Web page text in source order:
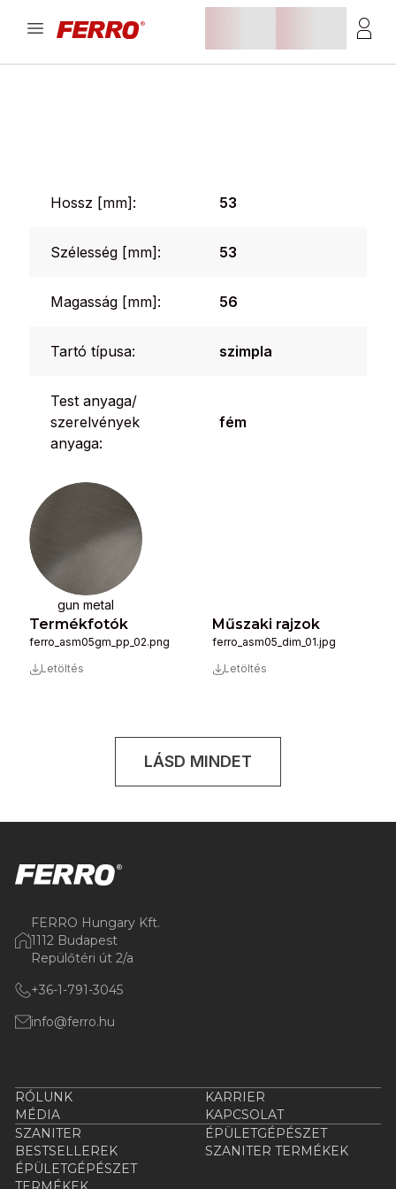
Hossz [mm]: 53
Szélesség [mm]: 53
Magasság [mm]: 56
Tartó típusa: szimpla
Test anyaga/
szerelvények
anyaga:
fém
gun metal
Termékfotók
ferro_asm05gm_pp_02.png
Letöltés
Műszaki rajzok
ferro_asm05_dim_01.jpg
Letöltés
LÁSD MINDET
FERRO Hungary Kft.
1112 Budapest
Repülőtéri út 2/a
+36-1-791-3045
info@ferro.hu
RÓLUNK
KARRIER
MÉDIA
KAPCSOLAT
SZANITER
ÉPÜLETGÉPÉSZET
BESTSELLEREK
SZANITER TERMÉKEK
ÉPÜLETGÉPÉSZET